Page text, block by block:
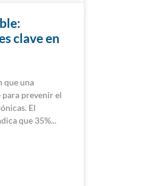
clave en
que una
para prevenir el
El
que 35%